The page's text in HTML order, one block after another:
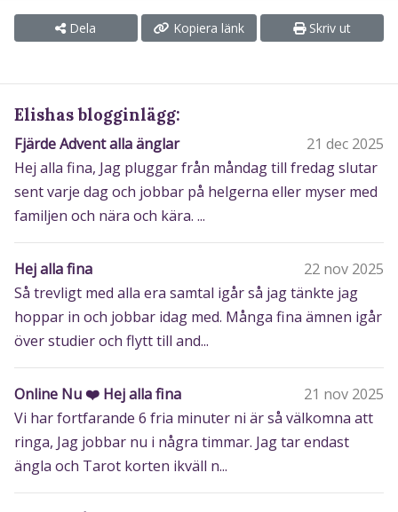
Dela Kopiera länk Skriv ut
Elishas blogginlägg:
Fjärde Advent alla änglar
21 dec 2025
Hej alla fina, Jag pluggar från måndag till fredag slutar
sent varje dag och jobbar på helgerna eller myser med
familjen och nära och kära. ...
Hej alla fina
22 nov 2025
Så trevligt med alla era samtal igår så jag tänkte jag
hoppar in och jobbar idag med. Många fina ämnen igår
över studier och flytt till and...
Online Nu ❤️ Hej alla fina
21 nov 2025
Vi har fortfarande 6 fria minuter ni är så välkomna att
ringa, Jag jobbar nu i några timmar. Jag tar endast
ängla och Tarot korten ikväll n...